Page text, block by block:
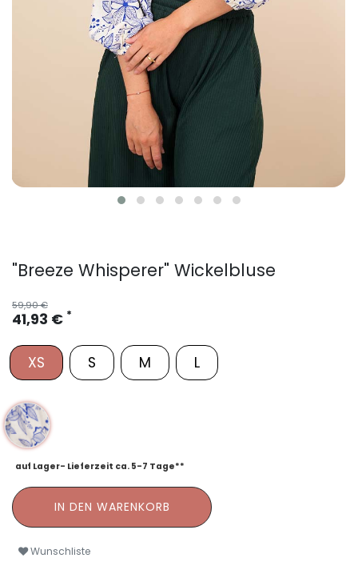
"Breeze Whisperer" Wickelbluse
59,90 €
41,93 € *
XS S M L
auf Lager- Lieferzeit ca. 5-7 Tage**
IN DEN WARENKORB
Wunschliste